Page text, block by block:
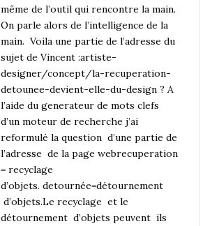
même de l’outil qui rencontre la main.
On parle alors de l’intelligence de la
main. Voila une partie de l’adresse du
sujet de Vincent :artiste-
designer/concept/la-recuperation-
detounee-devient-elle-du-design ? A
l’aide du generateur de mots clefs
d’un moteur de recherche j’ai
reformulé la question d’une partie de
l’adresse de la page webrecuperation
= recyclage
d’objets. detournée=détournement
d’objets.Le recyclage et le
détournement d’objets peuvent ils